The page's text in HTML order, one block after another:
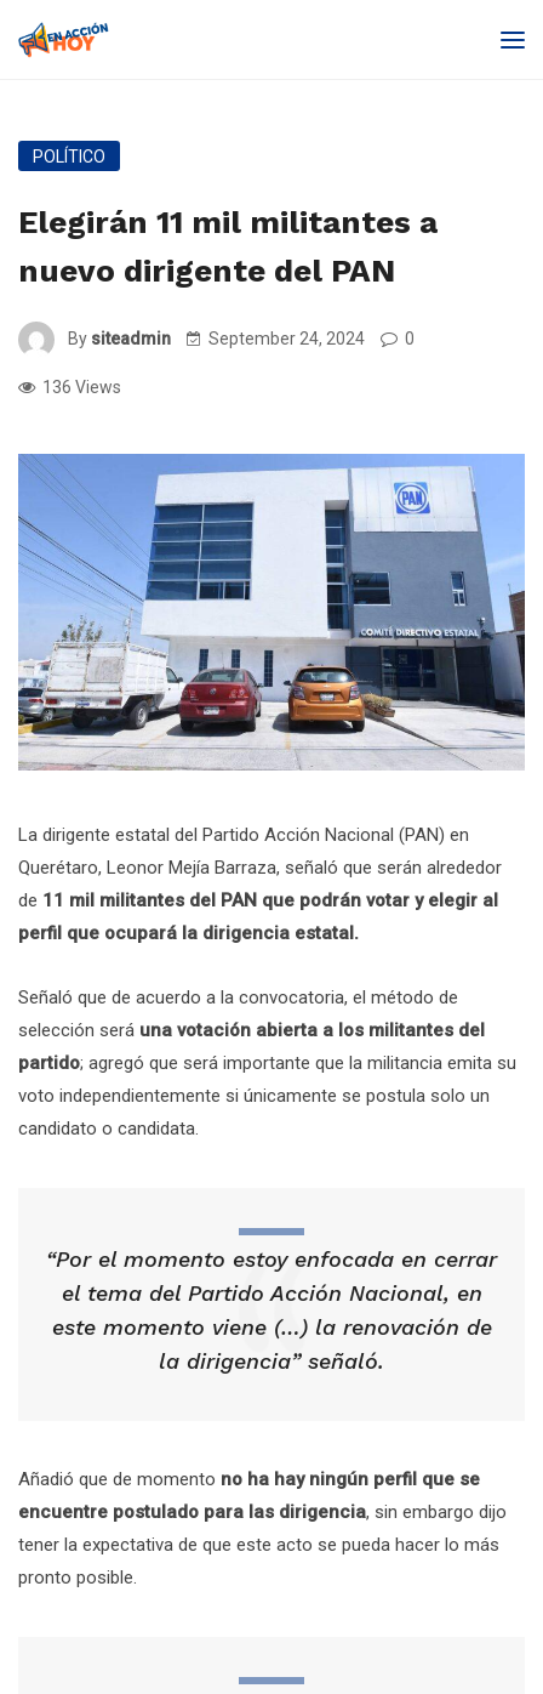
POLÍTICO
Elegirán 11 mil militantes a
nuevo dirigente del PAN
By siteadmin September 24, 2024 0
136 Views
La dirigente estatal del Partido Acción Nacional (PAN) en
Querétaro, Leonor Mejía Barraza, señaló que serán alrededor
de 11 mil militantes del PAN que podrán votar y elegir al
perfil que ocupará la dirigencia estatal.
Señaló que de acuerdo a la convocatoria, el método de
selección será una votación abierta a los militantes del
partido; agregó que será importante que la militancia emita su
voto independientemente si únicamente se postula solo un
candidato o candidata.
“Por el momento estoy enfocada en cerrar
el tema del Partido Acción Nacional, en
este momento viene (…) la renovación de
la dirigencia” señaló.
Añadió que de momento no ha hay ningún perfil que se
encuentre postulado para las dirigencia, sin embargo dijo
tener la expectativa de que este acto se pueda hacer lo más
pronto posible.